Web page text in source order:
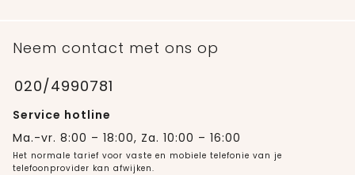
Neem contact met ons op
020/4990781
Service hotline
Ma.-vr. 8:00 – 18:00, Za. 10:00 – 16:00
Het normale tarief voor vaste en mobiele telefonie van je
telefoonprovider kan afwijken.